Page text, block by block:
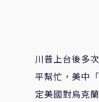
川普上台後多
平幫忙，美中
定美國對烏克